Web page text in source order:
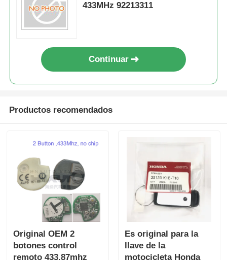
433MHz 92213311
Continuar
Productos recomendados
Original OEM 2
botones control
remoto 433.87mhz
Es original para la
llave de la
motocicleta Honda